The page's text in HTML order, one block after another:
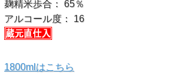
麹精米歩合： 65％
アルコール度： 16
1800mlはこちら